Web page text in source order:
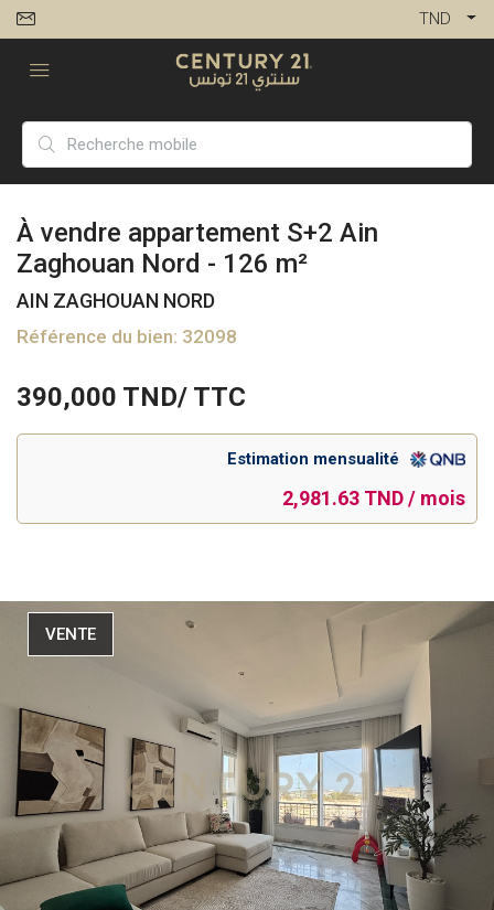
TND
À vendre appartement S+2 Ain
Zaghouan Nord - 126 m²
AIN ZAGHOUAN NORD
Référence du bien: 32098
390,000 TND/ TTC
Estimation mensualité
2,981.63 TND / mois
VENTE